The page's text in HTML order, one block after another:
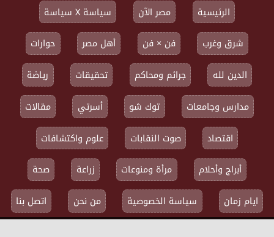
الرئيسية مصر الآن
سياسة X سياسة
شرق وغرب
فن × فن أهل مصر
حوارات
الدين لله
جرائم ومحاكم تحقيقات
رياضة
مدارس وجامعات
توك شو أسرتي
مقالات
اقتصاد
صوت النقابات
علوم واكتشافات
أبراج وأحلام
مرأة ومنوعات زراعة
صحة
ايام زمان
سياسة الخصوصية من نحن اتصل بنا